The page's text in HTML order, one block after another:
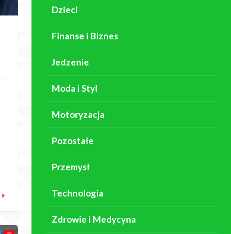
Dzieci
Finanse i Biznes
Jedzenie
Moda i Styl
Motoryzacja
Pozostałe
Przemysł
Technologia
Zdrowie i Medycyna